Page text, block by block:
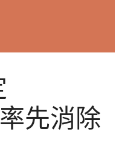
先消除